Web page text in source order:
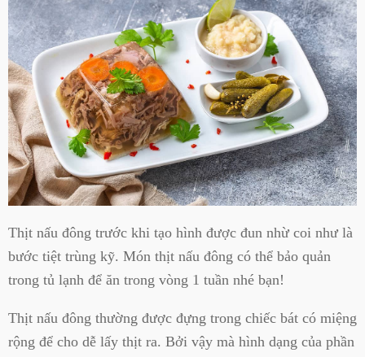
Thịt nấu đông trước khi tạo hình được đun nhừ coi như là
bước tiệt trùng kỹ. Món thịt nấu đông có thể bảo quản
trong tủ lạnh để ăn trong vòng 1 tuần nhé bạn!
Thịt nấu đông thường được đựng trong chiếc bát có miệng
rộng để cho dễ lấy thịt ra. Bởi vậy mà hình dạng của phần